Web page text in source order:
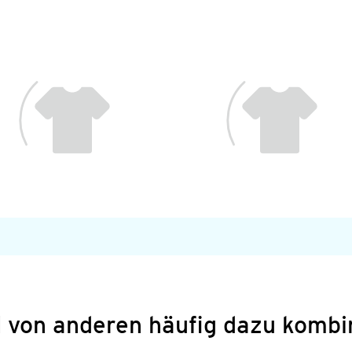
von anderen häufig dazu